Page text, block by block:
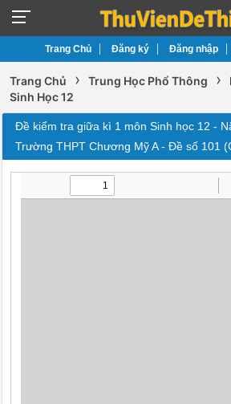
Trang Chủ Đăng ký Đăng nhập
Trang Chủ › Trung Học Phổ Thông ›
Sinh Học 12
Đề kiểm tra giữa kì 1 môn Sinh học 12 -
Trường THPT Chương Mỹ A - Đề số 101